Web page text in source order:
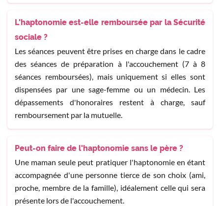
L'haptonomie est-elle remboursée par la Sécurité
sociale ?
Les séances peuvent être prises en charge dans le cadre
des séances de préparation à l'accouchement (7 à 8
séances remboursées), mais uniquement si elles sont
dispensées par une sage-femme ou un médecin. Les
dépassements d'honoraires restent à charge, sauf
remboursement par la mutuelle.
Peut-on faire de l'haptonomie sans le père ?
Une maman seule peut pratiquer l'haptonomie en étant
accompagnée d'une personne tierce de son choix (ami,
proche, membre de la famille), idéalement celle qui sera
présente lors de l'accouchement.